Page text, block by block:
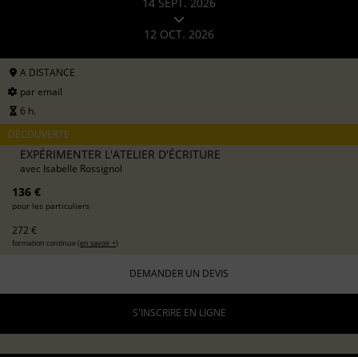
12 OCT. 2026
A DISTANCE
par email
6 h.
DÉCOUVERTE
EXPÉRIMENTER L'ATELIER D'ÉCRITURE
avec Isabelle Rossignol
136 €
pour les particuliers
272 €
formation continue (en savoir +)
DEMANDER UN DEVIS
S'INSCRIRE EN LIGNE